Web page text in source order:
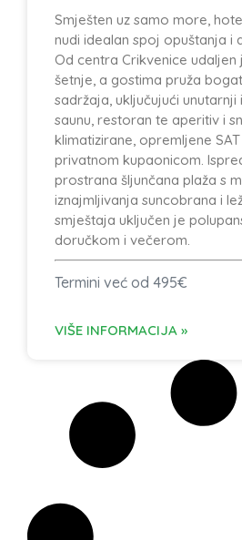
Smješten uz samo more,
nudi idealan spoj opuštanja i
Od centra Crikvenice udaljen
šetnje, a gostima pruža
sadržaja, uključujući unutarnji
saunu, restoran te aperitiv i
klimatizirane, opremljene
privatnom kupaonicom.
prostrana šljunčana plaža s
iznajmljivanja suncobrana i
smještaja uključen je
doručkom i večerom.
Termini već od 495€
VIŠE INFORMACIJA »